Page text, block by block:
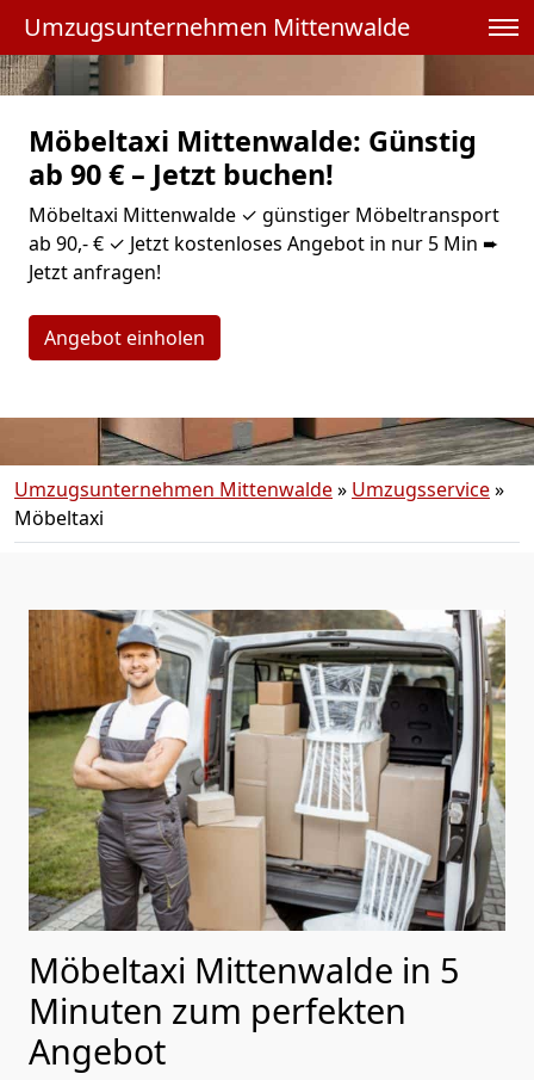
Umzugsunternehmen Mittenwalde
Möbeltaxi Mittenwalde: Günstig
ab 90 € – Jetzt buchen!
Möbeltaxi Mittenwalde ✓ günstiger Möbeltransport
ab 90,- € ✓ Jetzt kostenloses Angebot in nur 5 Min ➨
Jetzt anfragen!
Angebot einholen
Umzugsunternehmen Mittenwalde» Umzugsservice»
Möbeltaxi
Möbeltaxi Mittenwalde in 5
Minuten zum perfekten
Angebot